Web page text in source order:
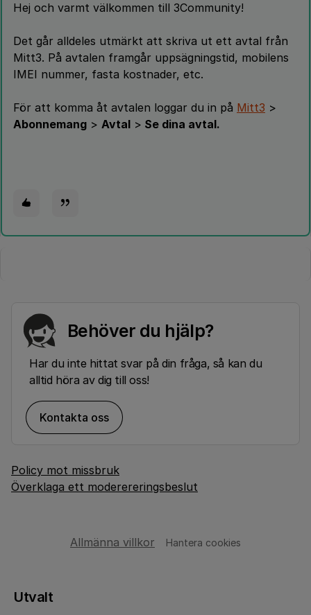
Hej och varmt välkommen till 3Community!
Det går alldeles utmärkt att skriva ut ett avtal från
Mitt3. På avtalen framgår uppsägningstid, mobilens
IMEI nummer, fasta kostnader, etc.
För att komma åt avtalen loggar du in på Mitt3 >
Abonnemang > Avtal > Se dina avtal.
Behöver du hjälp?
Har du inte hittat svar på din fråga, så kan du
alltid höra av dig till oss!
Kontakta oss
Policy mot missbruk
Överklaga ett moderereringsbeslut
Allmänna villkor Hantera cookies
Utvalt